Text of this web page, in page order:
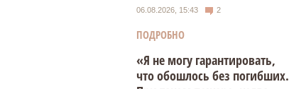
06.08.2026, 15:43 2
ПОДРОБНО
«Я не могу гарантировать,
что обошлось без погибших.